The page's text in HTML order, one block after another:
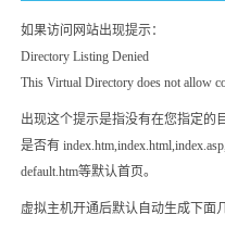
如果访问网站出现提示：
Directory Listing Denied
This Virtual Directory does not allow
出现这个提示是指没有在您指定的
是否有
default.htm等默认首页。
虚拟主机开通后默认自动生成下面